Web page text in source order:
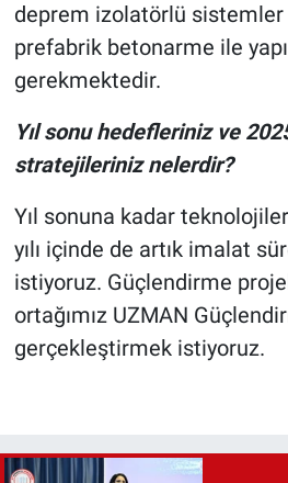
deprem izolatörlü sistemler
prefabrik betonarme ile
gerekmektedir.
Yıl sonu hedefleriniz ve
stratejileriniz nelerdir?
Yıl sonuna kadar
yılı içinde de artık imalat
istiyoruz. Güçlendirme
ortağımız UZMAN
gerçekleştirmek istiyoruz.